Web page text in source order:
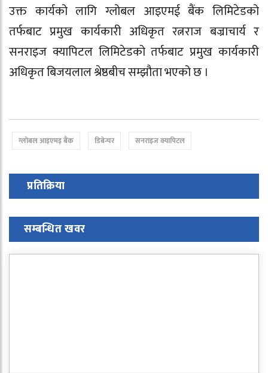
उक्त कार्यको लागि ग्लोबल आइएमई बैंक लिमिटेडको
तर्फबाट प्रमुख कार्यकारी अधिकृत रत्नराज बज्राचार्य र
सनराइज क्यापिटल लिमिटेडको तर्फबाट प्रमुख कार्यकारी
अधिकृत बिजयलाल श्रेष्ठबीच सम्झौता भएको छ ।
ग्लोबल आइएमइ बैंक डिबेन्चर सनराइज क्यापिटल
प्रतिक्रिया
सम्बन्धित खवर